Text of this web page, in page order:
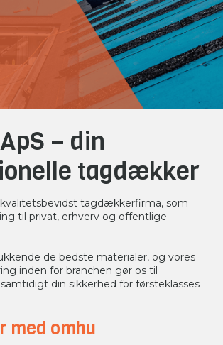
– din
tagdækker
kvalitetsbevidst tagdækkerfirma, som
til privat, erhverv og offentlige
de bedste materialer, og vores
inden for branchen gør os til
din sikkerhed for førsteklasses
med omhu